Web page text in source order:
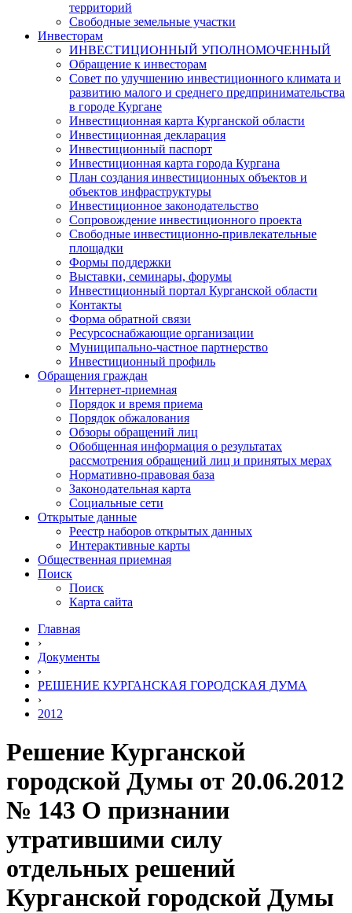
территорий
Свободные земельные участки
Инвесторам
ИНВЕСТИЦИОННЫЙ УПОЛНОМОЧЕННЫЙ
Обращение к инвесторам
Совет по улучшению инвестиционного климата и
развитию малого и среднего предпринимательства
в городе Кургане
Инвестиционная карта Курганской области
Инвестиционная декларация
Инвестиционный паспорт
Инвестиционная карта города Кургана
План создания инвестиционных объектов и
объектов инфраструктуры
Инвестиционное законодательство
Сопровождение инвестиционного проекта
Свободные инвестиционно-привлекательные
площадки
Формы поддержки
Выставки, семинары, форумы
Инвестиционный портал Курганской области
Контакты
Форма обратной связи
Ресурсоснабжающие организации
Муниципально-частное партнерство
Инвестиционный профиль
Обращения граждан
Интернет-приемная
Порядок и время приема
Порядок обжалования
Обзоры обращений лиц
Обобщенная информация о результатах
рассмотрения обращений лиц и принятых мерах
Нормативно-правовая база
Законодательная карта
Социальные сети
Открытые данные
Реестр наборов открытых данных
Интерактивные карты
Общественная приемная
Поиск
Поиск
Карта сайта
Главная
›
Документы
›
РЕШЕНИЕ КУРГАНСКАЯ ГОРОДСКАЯ ДУМА
›
2012
Решение Курганской
городской Думы от 20.06.2012
№ 143 О признании
утратившими силу
отдельных решений
Курганской городской Думы